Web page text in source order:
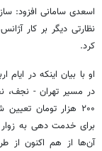
اسعدی سامانی افزود:
نظارتی دیگر بر کار
کرد.
در مسیر تهران - نجف،
برای خدمت دهی به
آن‌ها از هم اکنون از